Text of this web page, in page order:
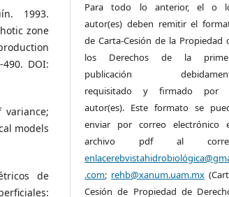
1993.
zone
DOI:
variance;
models
de
Para todo lo anterior, el o
autor(es) deben remitir el
de Carta-Cesión de la Propiedad
los Derechos de la
publicación
requisitado y firmado por
autor(es). Este formato se
enviar por correo electrónico
archivo pdf al
.com; rehb@xanum.uam.mx
Cesión de Propiedad de